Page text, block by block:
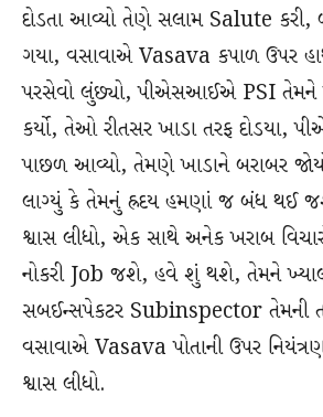
દોડતા આવ્યો તેણે સલામ Salute કરી,
ગયા, વસાવાએ Vasava કપાળ ઉપર
પરસેવો લુંછ્યો, પીએસઆઈએ PSI તેમને
કર્યો, તેઓ રીતસર ખાડા તરફ દોડયા,
પાછળ આવ્યો, તેમણે ખાડાને બરાબર
લાગ્યું કે તેમનું હ્રદય હમણાં જ બંધ થઈ
શ્વાસ લીધો, એક સાથે અનેક ખરાબ
નોકરી Job જશે, હવે શું થશે, તેમને
સબઈન્સપેકટર Subinspector તેમની
વસાવાએ Vasava પોતાની ઉપર
શ્વાસ લીધો.